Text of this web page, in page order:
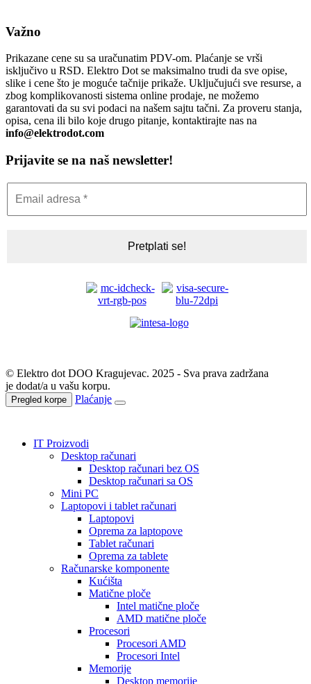
Važno
Prikazane cene su sa uračunatim PDV-om. Plaćanje se vrši
isključivo u RSD. Elektro Dot se maksimalno trudi da sve opise,
slike i cene što je moguće tačnije prikaže. Uključujući sve resurse, a
zbog komplikovanosti sistema online prodaje, ne možemo
garantovati da su svi podaci na našem sajtu tačni. Za proveru stanja,
opisa, cena ili bilo koje drugo pitanje, kontaktirajte nas na
info@elektrodot.com
Prijavite se na naš newsletter!
© Elektro dot DOO Kragujevac. 2025 - Sva prava zadržana
je dodat/a u vašu korpu.
Pregled korpe Plaćanje
IT Proizvodi
Desktop računari
Desktop računari bez OS
Desktop računari sa OS
Mini PC
Laptopovi i tablet računari
Laptopovi
Oprema za laptopove
Tablet računari
Oprema za tablete
Računarske komponente
Kućišta
Matične ploče
Intel matične ploče
AMD matične ploče
Procesori
Procesori AMD
Procesori Intel
Memorije
Desktop memorije